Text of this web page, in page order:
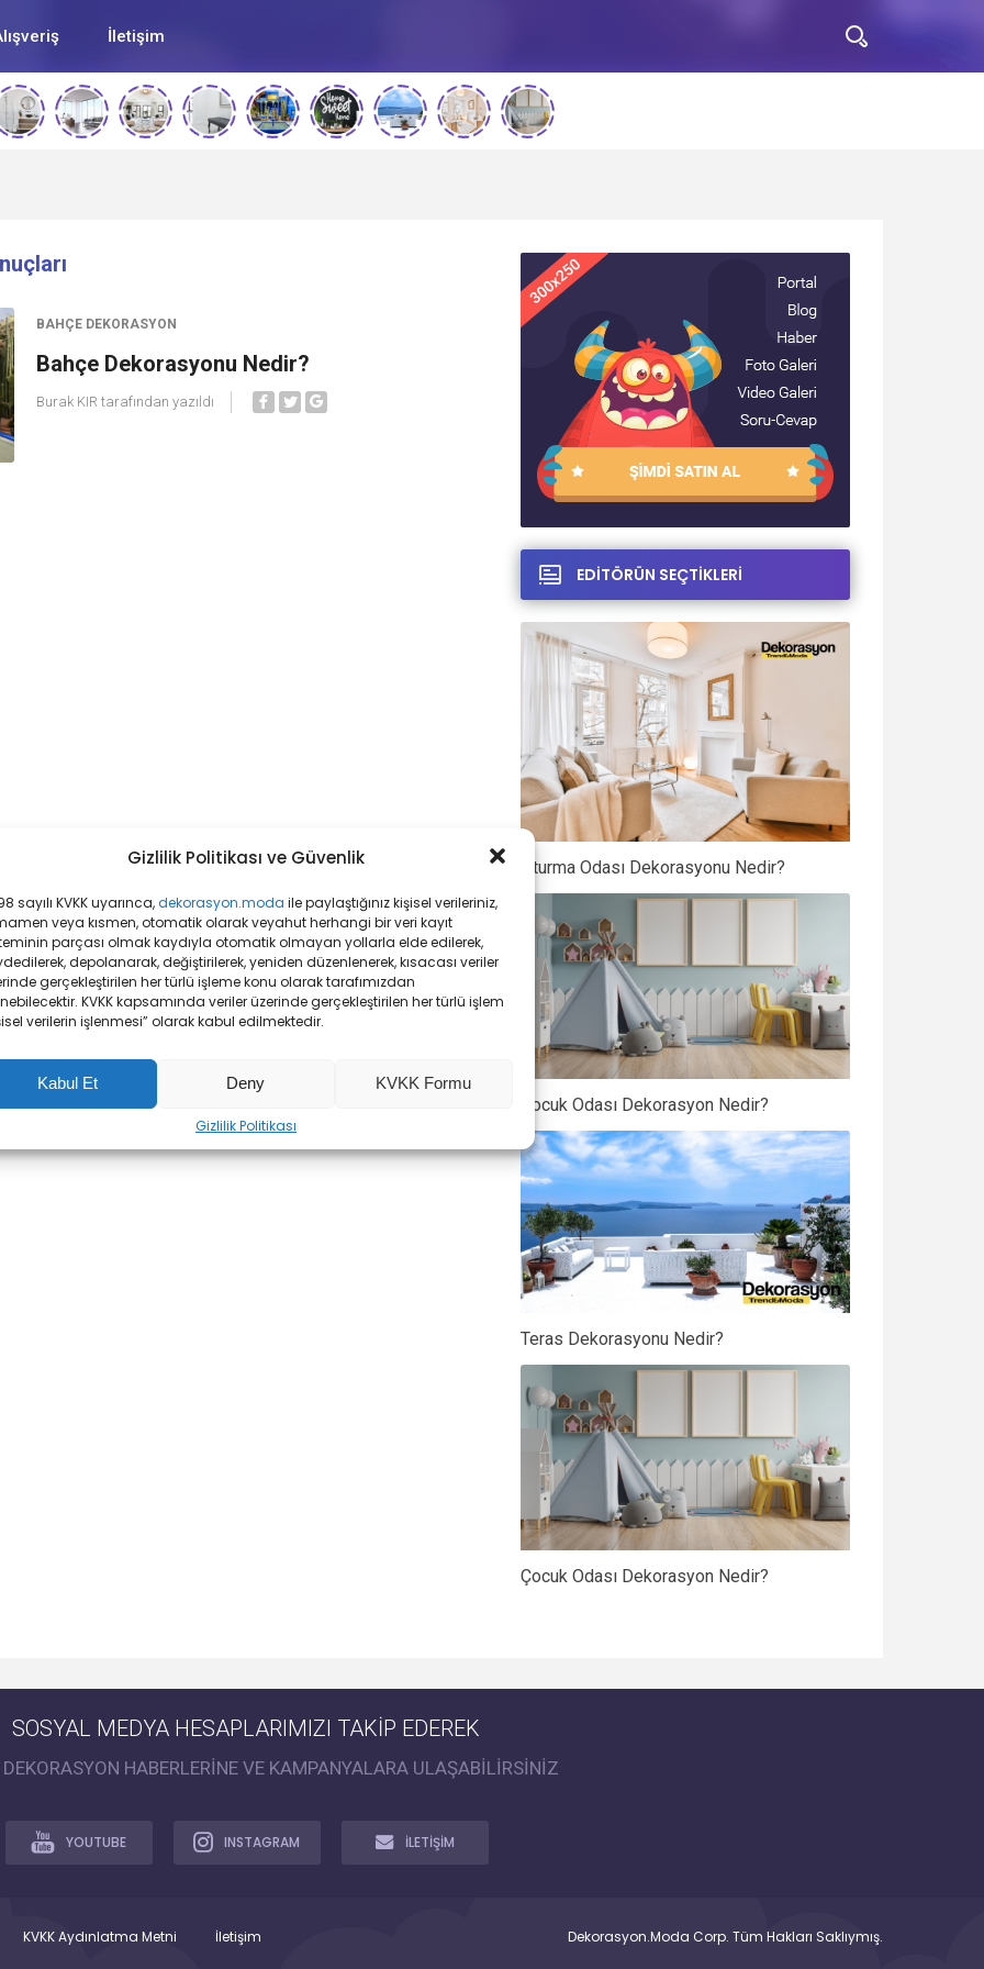
Gizlilik Politikası ve Güvenlik
sayılı KVKK uyarınca,dekorasyon.moda ile paylaştığınız kişisel verileriniz,
veya kısmen, otomatik olarak veyahut herhangi bir veri kayıt
parçası olmak kaydıyla otomatik olmayan yollarla elde edilerek,
depolanarak, değiştirilerek, yeniden düzenlenerek, kısacası veriler
gerçekleştirilen her türlü işleme konu olarak tarafımızdan
KVKK kapsamında veriler üzerinde gerçekleştirilen her türlü işlem
verilerin işlenmesi” olarak kabul edilmektedir.
Kabul Et Deny KVKK Formu
Gizlilik Politikası
İletişim
BAHÇE DEKORASYON
Bahçe Dekorasyonu Nedir?
Burak KIR tarafından yazıldı
EDİTÖRÜN SEÇTİKLERİ
Oturma Odası Dekorasyonu Nedir?
Çocuk Odası Dekorasyon Nedir?
Teras Dekorasyonu Nedir?
Çocuk Odası Dekorasyon Nedir?
SOSYAL MEDYA HESAPLARIMIZI TAKİP EDEREK
DEKORASYON HABERLERİNE VE KAMPANYALARA ULAŞABİLİRSİNİZ
YOUTUBE INSTAGRAM İLETİŞİM
KVKK Aydınlatma Metni İletişim Dekorasyon.Moda Corp. Tüm Hakları Saklıymış.